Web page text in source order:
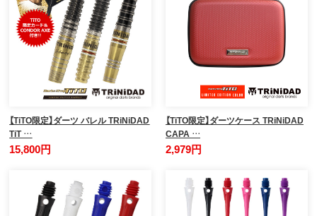
【TiTO限定】ダーツ バレル TRiNiDAD
TiT …
15,800円
【TiTO限定】ダーツケース TRiNiDAD
CAPA …
2,979円